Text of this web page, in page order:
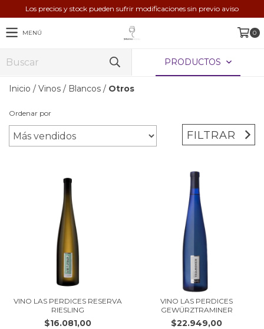
Los precios y stock pueden sufrir modificaciones sin previo aviso
MENÚ 0
PRODUCTOS
Inicio / Vinos / Blancos / Otros
Ordenar por
FILTRAR
VINO LAS PERDICES RESERVA
RIESLING
$16.081,00
VINO LAS PERDICES
GEWÜRZTRAMINER
$22.949,00